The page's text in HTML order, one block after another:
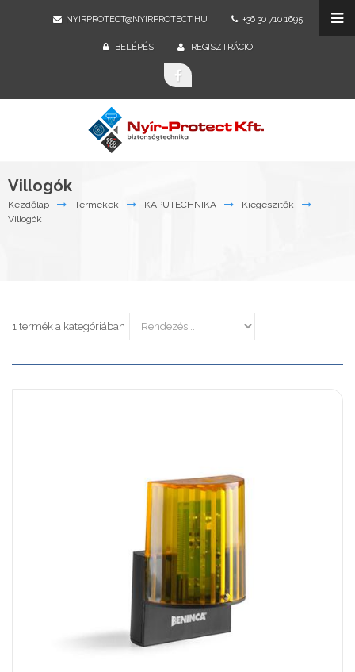
NYIRPROTECT@NYIRPROTECT.HU +36 30 710 1695
BELÉPÉS REGISZTRÁCIÓ
Villogók
Kezdőlap Termékek KAPUTECHNIKA
Kiegészitők
Villogók
1 termék a kategóriában